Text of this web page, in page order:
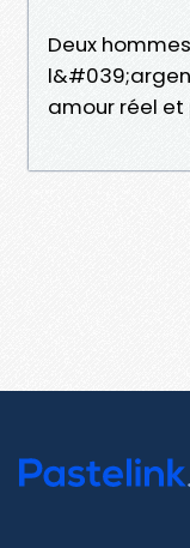
Deux
amour réel